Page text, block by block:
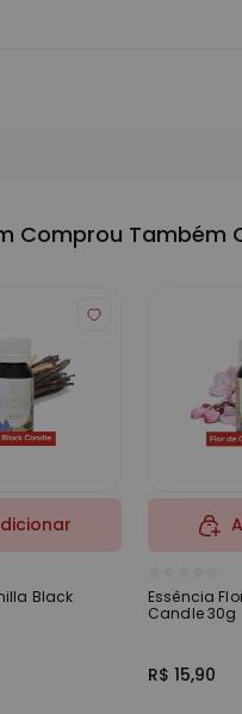
Comprou Também
Black
Essência
Candle 30g
R$ 15,90